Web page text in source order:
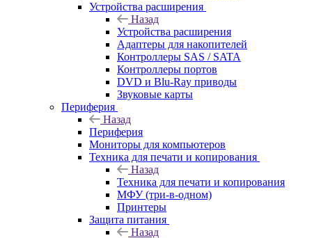
Устройства расширения
Назад
Устройства расширения
Адаптеры для накопителей
Контроллеры SAS / SATA
Контроллеры портов
DVD и Blu-Ray приводы
Звуковые карты
Периферия
Назад
Периферия
Мониторы для компьютеров
Техника для печати и копирования
Назад
Техника для печати и копирования
МФУ (три-в-одном)
Принтеры
Защита питания
Назад